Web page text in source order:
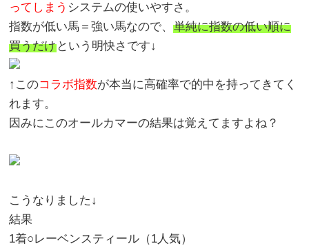
ってしまう システムの使いやすさ。
指数が低い馬＝強い馬なので、単純に指数の低い順に
買うだけという明快さです↓
↑このコラボ指数が本当に高確率で的中を持ってきてく
れます。
因みにこのオールカマーの結果は覚えてますよね？
こうなりました↓
結果
1着○レーベンスティール（1人気）